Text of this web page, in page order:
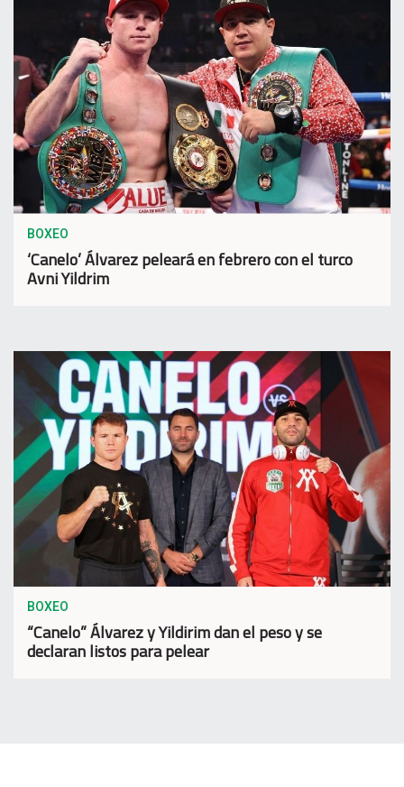
BOXEO
‘Canelo’ Álvarez peleará en febrero con el turco
Avni Yildrim
BOXEO
“Canelo” Álvarez y Yildirim dan el peso y se
declaran listos para pelear